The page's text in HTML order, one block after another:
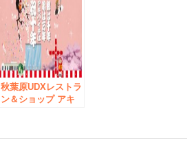
原」開催します！
秋葉原UDXレストラ
ン＆ショップ アキ
ル グランドオープ